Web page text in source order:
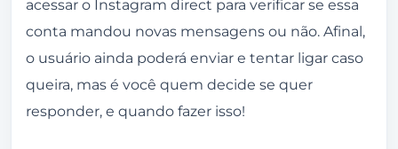
acessar o Instagram direct para verificar se essa
conta mandou novas mensagens ou não. Afinal,
o usuário ainda poderá enviar e tentar ligar caso
queira, mas é você quem decide se quer
responder, e quando fazer isso!